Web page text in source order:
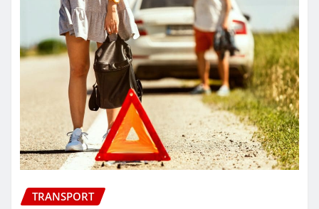
TRANSPORT